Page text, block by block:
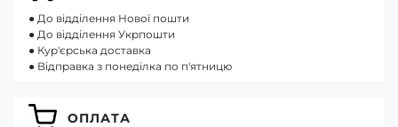
● До відділення Нової пошти
● До відділення Укрпошти
● Кур'єрська доставка
● Відправка з понеділка по п'ятницю
ОПЛАТА